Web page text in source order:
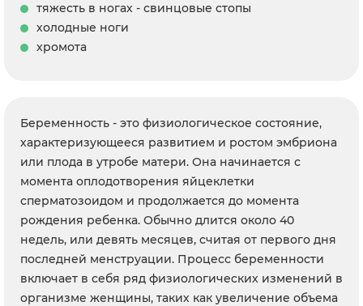
тяжесть в ногах - свинцовые стопы
холодные ноги
хромота
Беременность - это физиологическое состояние,
характеризующееся развитием и ростом эмбриона
или плода в утробе матери. Она начинается с
момента оплодотворения яйцеклетки
сперматозоидом и продолжается до момента
рождения ребенка. Обычно длится около 40
недель, или девять месяцев, считая от первого дня
последней менструации. Процесс беременности
включает в себя ряд физиологических изменений в
организме женщины, таких как увеличение объема